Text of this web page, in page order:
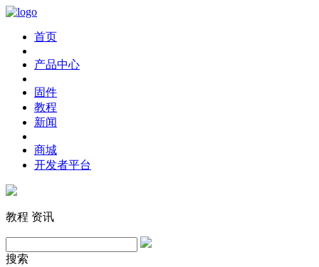
首页
产品中心
固件
教程
新闻
商城
开发者平台
教程 资讯
搜索